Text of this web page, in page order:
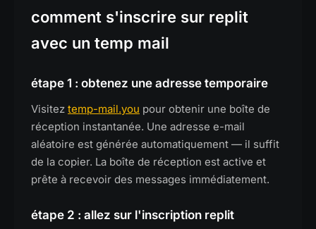
comment s'inscrire sur replit
avec un temp mail
étape 1 : obtenez une adresse temporaire
Visitez temp-mail.you pour obtenir une boîte de
réception instantanée. Une adresse e-mail
aléatoire est générée automatiquement — il suffit
de la copier. La boîte de réception est active et
prête à recevoir des messages immédiatement.
étape 2 : allez sur l'inscription replit